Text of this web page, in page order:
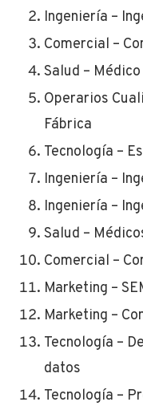
Ingeniería –
Comercial –
Salud –
Operarios
Fábrica
Tecnología –
Ingeniería –
Ingeniería –
Salud –
Comercial –
Marketing –
Marketing –
Tecnología –
datos
Tecnología –